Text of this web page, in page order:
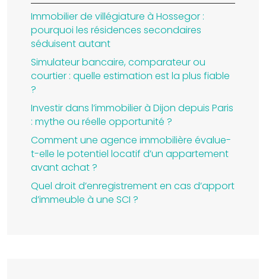
Immobilier de villégiature à Hossegor :
pourquoi les résidences secondaires
séduisent autant
Simulateur bancaire, comparateur ou
courtier : quelle estimation est la plus fiable
?
Investir dans l’immobilier à Dijon depuis Paris
: mythe ou réelle opportunité ?
Comment une agence immobilière évalue-
t-elle le potentiel locatif d’un appartement
avant achat ?
Quel droit d’enregistrement en cas d’apport
d’immeuble à une SCI ?